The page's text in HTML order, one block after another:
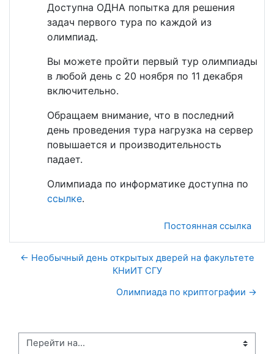
Доступна ОДНА попытка для решения
задач первого тура по каждой из
олимпиад.
Вы можете пройти первый тур олимпиады
в любой день с 20 ноября по 11 декабря
включительно.
Обращаем внимание, что в последний
день проведения тура нагрузка на сервер
повышается и производительность
падает.
Олимпиада по информатике доступна по
ссылке.
Постоянная ссылка
← Необычный день открытых дверей на факультете
КНиИТ СГУ
Олимпиада по криптографии →
Перейти на...